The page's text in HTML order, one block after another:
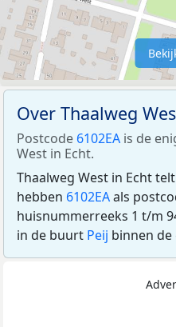
Over Thaalweg
Postcode 6102EA is de
West in Echt.
Thaalweg West in Echt
hebben 6102EAals
huisnummerreeks 1 t/m
in de buurt Peij binnen